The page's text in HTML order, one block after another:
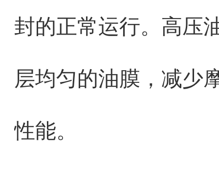
封的正常运行。高压
层均匀的油膜，减少
性能。